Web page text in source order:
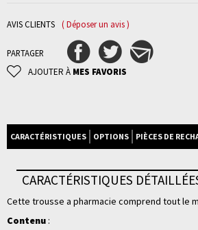
AVIS CLIENTS ( Déposer un avis )
PARTAGER
AJOUTER À MES FAVORIS
CARACTÉRISTIQUES OPTIONS PIÈCES DE
CARACTÉRISTIQUES
Cette trousse a pharmacie comprend tout le
Contenu :